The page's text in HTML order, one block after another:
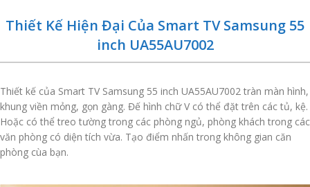
Thiết Kế Hiện Đại Của Smart TV Samsung 55
inch UA55AU7002
Thiết kế của Smart TV Samsung 55 inch UA55AU7002 tràn màn hình,
khung viền mỏng, gọn gàng. Đế hình chữ V có thể đặt trên các tủ, kệ.
Hoặc có thể treo tường trong các phòng ngủ, phòng khách trong các
văn phòng có diện tích vừa. Tạo điểm nhấn trong không gian căn
phòng cùa bạn.